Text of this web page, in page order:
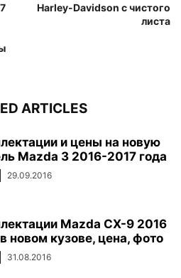
Harley-Davidson с чистого
листа
ARTICLES
и цены на новую
Mazda 3 2016-2017 года
29.09.2016
Mazda CX-9 2016
новом кузове, цена, фото
31.08.2016